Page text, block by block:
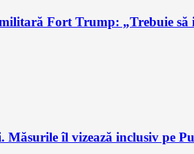
Fort Trump: „Trebuie
îl vizează inclusiv pe